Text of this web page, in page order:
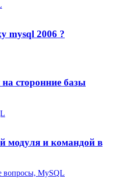
mysql 2006 ?
сторонние базы
модуля и командой в
MySQL